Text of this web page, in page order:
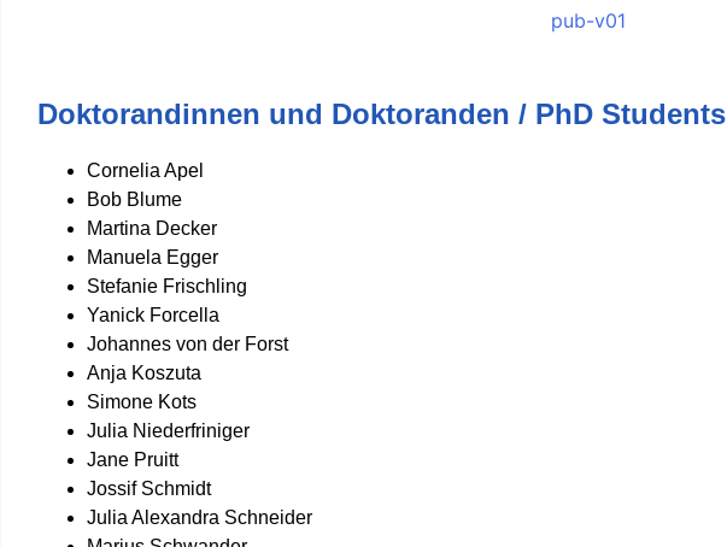
Doktorandinnen und Doktoranden / PhD Students
Cornelia Apel
Bob Blume
Martina Decker
Manuela Egger
Stefanie Frischling
Yanick Forcella
Johannes von der Forst
Anja Koszuta
Simone Kots
Julia Niederfriniger
Jane Pruitt
Jossif Schmidt
Julia Alexandra Schneider